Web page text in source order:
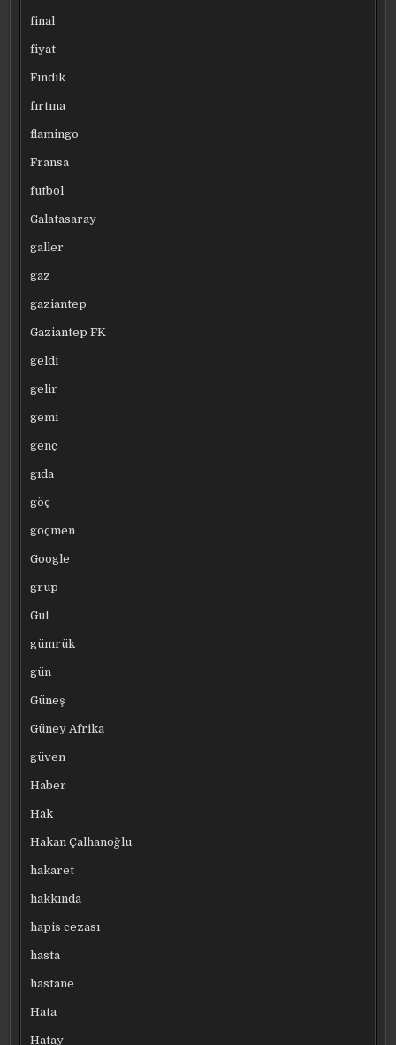
final
fiyat
Fındık
fırtına
flamingo
Fransa
futbol
Galatasaray
galler
gaz
gaziantep
Gaziantep FK
geldi
gelir
gemi
genç
gıda
göç
göçmen
Google
grup
Gül
gümrük
gün
Güneş
Güney Afrika
güven
Haber
Hak
Hakan Çalhanoğlu
hakaret
hakkında
hapis cezası
hasta
hastane
Hata
Hatay